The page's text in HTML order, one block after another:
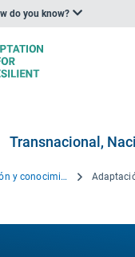
do you know?
Transnacional,
Proyectos de investigación y conocimiento